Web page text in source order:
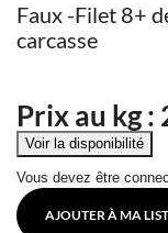
Faux -Filet 8+
carcasse
Prix au kg :
Vous devez être
AJOUTER À MA